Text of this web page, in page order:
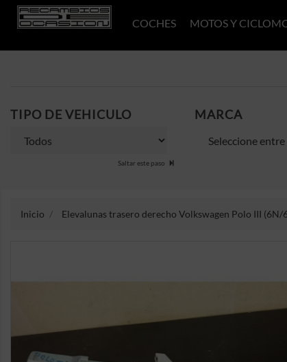
COCHES MOTOS Y
TIPO DE VEHICULO
Saltar este paso
MARCA
Inicio Elevalunas trasero derecho Volkswagen Polo III